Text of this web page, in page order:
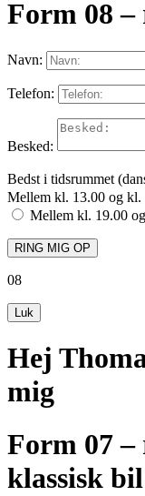
Form 08
Navn:
Telefon:
Besked:
Bedst i tidsrummet
Mellem kl. 13.00 og kl.
Mellem kl. 19.00
RING MIG OP
08
Luk
Hej
mig
Form 07
klassisk bil